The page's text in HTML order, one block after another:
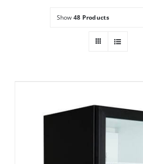
Show 48 Products